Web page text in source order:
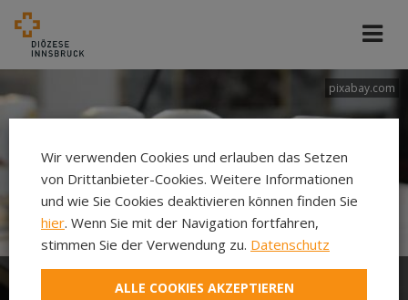
pixabay.com
Wir verwenden Cookies und erlauben das Setzen
von Drittanbieter-Cookies. Weitere Informationen
und wie Sie Cookies deaktivieren können finden Sie
hier. Wenn Sie mit der Navigation fortfahren,
stimmen Sie der Verwendung zu. Datenschutz
ALLE COOKIES AKZEPTIEREN